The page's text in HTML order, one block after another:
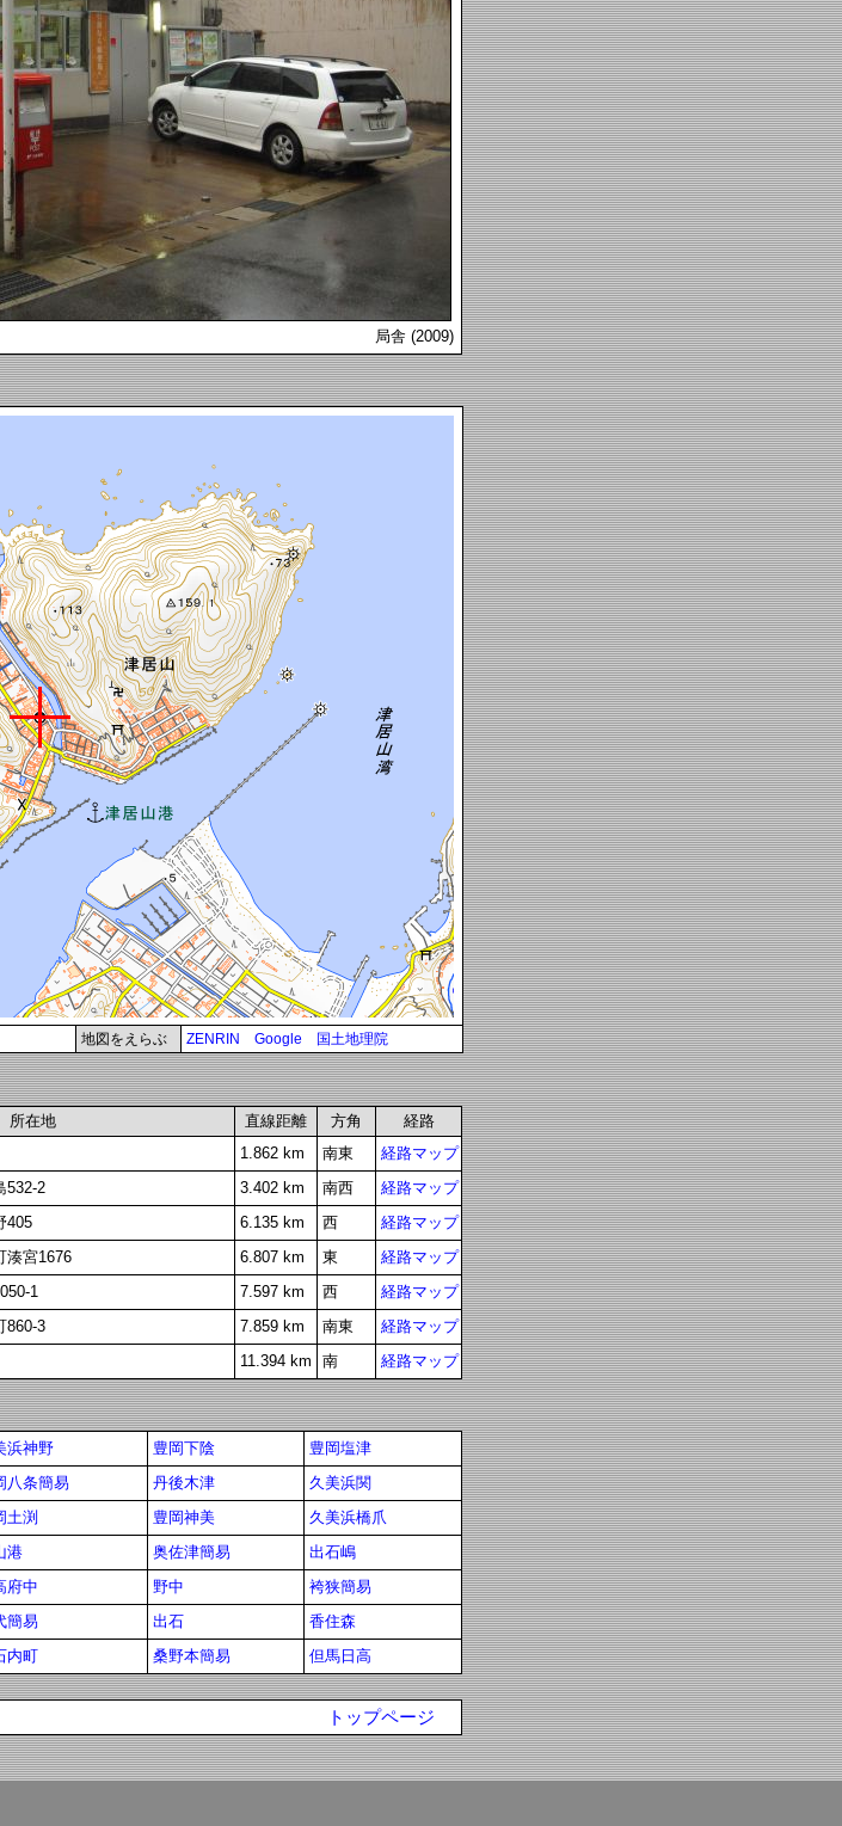
局舎 (2009)
地図をえらぶ ZENRIN Google 国土地理院
所在地 直線距離 方角
経路
1.862 km 南東
経路マップ
532-2 3.402 km 南西
経路マップ
405 6.135 km 西
経路マップ
湊宮1676 6.807 km 東
経路マップ
1 7.597 km 西
経路マップ
860-3 7.859 km 南東
経路マップ
11.394 km 南 経路マップ
浜神野 豊岡下陰
豊岡塩津
八条簡易 丹後木津
久美浜関
土渕 豊岡神美
久美浜橋爪
港 奥佐津簡易
出石嶋
府中 野中
袴狭簡易
簡易 出石
香住森
内町 桑野本簡易 但馬日高
トップページ